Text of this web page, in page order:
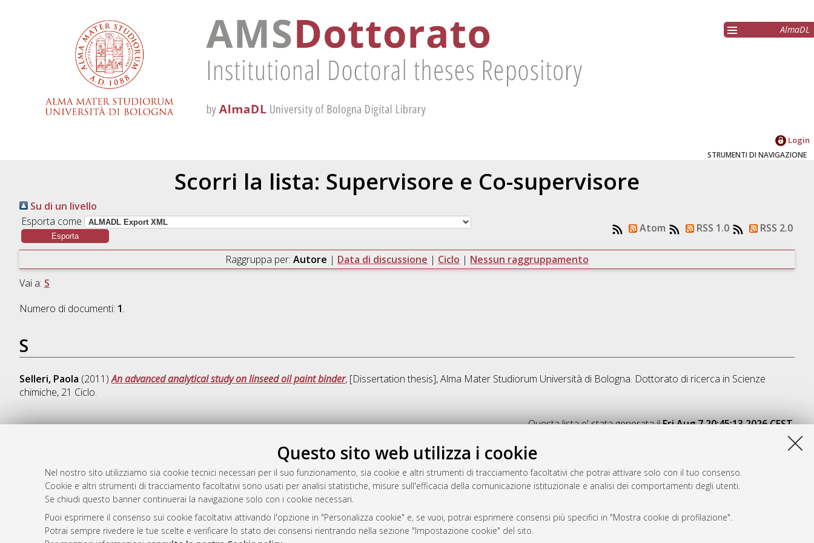
Questo sito web utilizza i cookie
Nel nostro sito utilizziamo sia cookie tecnici necessari per il suo funzionamento, sia cookie e altri strumenti di tracciamento facoltativi che potrai attivare solo con il tuo consenso.
Cookie e altri strumenti di tracciamento facoltativi sono usati per analisi statistiche, misure sull'efficacia della comunicazione istituzionale e analisi dei comportamenti degli utenti.
Se chiudi questo banner continuerai la navigazione solo con i cookie necessari.
Puoi esprimere il consenso sui cookie facoltativi attivando l'opzione in "Personalizza cookie" e, se vuoi, potrai esprimere consensi più specifici in "Mostra cookie di profilazione".
Potrai sempre rivedere le tue scelte e verificare lo stato dei consensi rientrando nella sezione "Impostazione cookie" del sito.
AlmaDL
Login
STRUMENTI DI NAVIGAZIONE
Scorri la lista: Supervisore e Co-supervisore
Su di un livello
Esporta come
Atom RSS 1.0 RSS 2.0
Raggruppa per: Autore | Data di discussione | Ciclo | Nessun raggruppamento
Vai a: S
Numero di documenti: 1.
S
Selleri, Paola (2011)An advanced analytical study on linseed oil paint binder, [Dissertation thesis], Alma Mater Studiorum Università di Bologna. Dottorato di ricerca in Scienze
chimiche, 21 Ciclo.
Questa lista e' stata generata ilFri Aug 7 20:45:13 2026 CEST.
Rss 1.0
Rss 2.0
AMS Dottorato
ISSN: 2038-7946
Servizio implementato e gestito daAlmaDL
Impostazioni Cookie
Informativa sulla privacy
Condizioni d’uso del sito